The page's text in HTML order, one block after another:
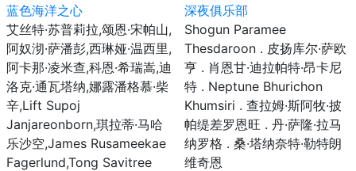
蓝色海洋之心
艾丝特·苏普莉拉,颂恩·宋帕山,
阿奴沏·萨潘彭,西琳娅·温西里,
阿卡那·凌米查,科恩·希瑞嵩,迪
洛克·通瓦塔纳,娜露潘格慕·柴
辛,Lift Supoj
Janjareonborn,琪拉蒂·马哈
乐沙空,James Rusameekae
Fagerlund,Tong Savitree
深夜俱乐部
Shogun Paramee
Thesdaroon . 皮扬库尔·萨欧
亨 . 肖恩甘·迪拉帕特·昂卡尼
特 . Neptune Bhurichon
Khumsiri . 查拉姆·斯阿牧·披
帕缇差罗恩旺 . 丹·萨隆·拉马
纳罗格 . 桑·塔纳奈特·勒特朗
维奇恩